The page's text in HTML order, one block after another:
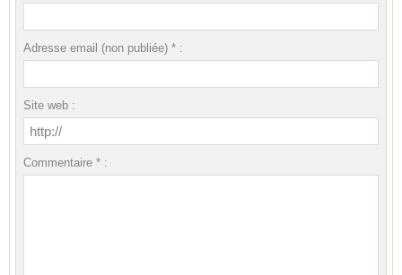
Adresse email (non publiée) * :
Site web :
Commentaire * :